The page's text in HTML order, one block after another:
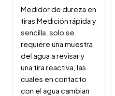
Medidor de dureza en
tiras Medición rápida y
sencilla, solo se
requiere una muestra
del agua a revisar y
una tira reactiva, las
cuales en contacto
con el agua cambian